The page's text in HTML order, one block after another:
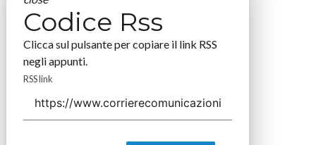
Codice Rss
Clicca sul pulsante per copiare il link RSS
negli appunti.
RSS link